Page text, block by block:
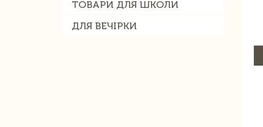
ТОВАРИ ДЛЯ ШКОЛИ
ДЛЯ ВЕЧІРКИ